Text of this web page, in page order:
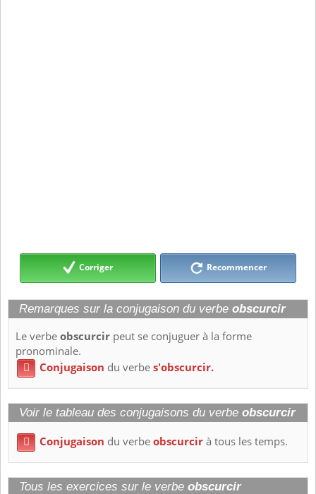
Corriger Recommencer
Remarques sur la conjugaison du verbe obscurcir
Le verbeobscurcir peut se conjuguer à la forme
pronominale.
 Conjugaison du verbes'obscurcir.
Voir le tableau des conjugaisons du verbe obscurcir
 Conjugaison du verbeobscurcirà tous les temps.
Tous les exercices sur le verbe obscurcir